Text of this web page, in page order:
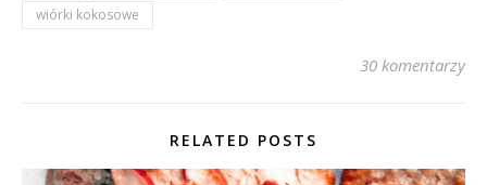
wiórki kokosowe
30 komentarzy
RELATED POSTS